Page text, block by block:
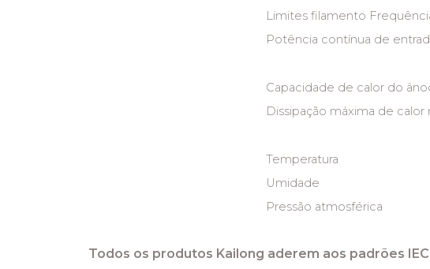
Limites filamento
Potência contínua de
Capacidade de calor do
Dissipação máxima de calor
Temperatura
Umidade
Pressão atmosférica
Todos os produtos Kailong aderem aos padrões